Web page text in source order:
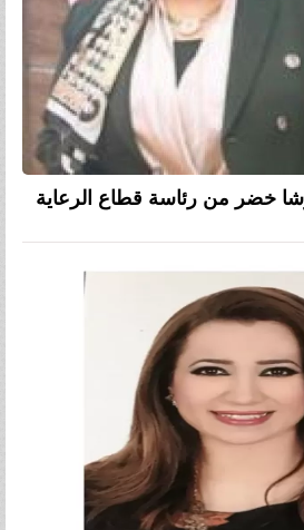
خضر من رئاسة قطاع الرعاية